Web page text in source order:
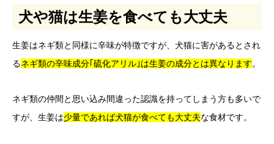
犬や猫は生姜を食べても大丈夫
生姜はネギ類と同様に辛味が特徴ですが、犬猫に害があるとされ
るネギ類の辛味成分｢硫化アリル｣は生姜の成分とは異なり ます。
ネギ類の仲間と思い込み間違った認識を持ってしまう方も多いで
すが、生姜は少量であれば犬猫が食べても大丈夫な食材です。